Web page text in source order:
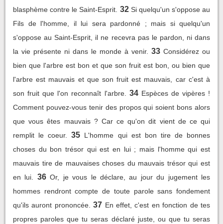
blasphème contre le Saint-Esprit. 32 Si quelqu'un s'oppose au
Fils de l'homme, il lui sera pardonné ; mais si quelqu'un
s'oppose au Saint-Esprit, il ne recevra pas le pardon, ni dans
la vie présente ni dans le monde à venir. 33 Considérez ou
bien que l'arbre est bon et que son fruit est bon, ou bien que
l'arbre est mauvais et que son fruit est mauvais, car c'est à
son fruit que l'on reconnaît l'arbre.
34 Espèces de vipères !
Comment pouvez-vous tenir des propos qui soient bons alors
que vous êtes mauvais ? Car ce qu'on dit vient de ce qui
remplit le coeur.
35 L'homme qui est bon tire de bonnes
choses du bon trésor qui est en lui ; mais l'homme qui est
mauvais tire de mauvaises choses du mauvais trésor qui est
en lui.
36 Or, je vous le déclare, au jour du jugement les
hommes rendront compte de toute parole sans fondement
qu'ils auront prononcée. 37 En effet, c'est en fonction de tes
propres paroles que tu seras déclaré juste, ou que tu seras